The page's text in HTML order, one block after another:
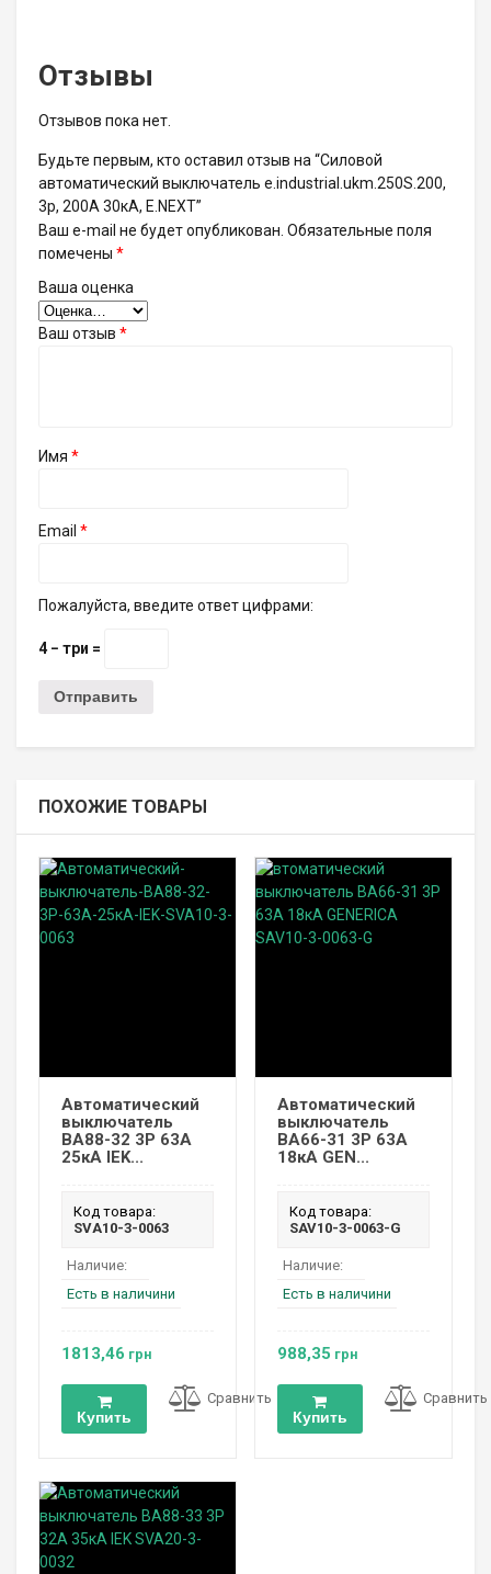
Отзывы
Отзывов пока нет.
Будьте первым, кто оставил отзыв на “Силовой
автоматический выключатель e.industrial.ukm.250S.200,
3р, 200А 30кА, E.NEXT”
Ваш e-mail не будет опубликован. Обязательные поля
помечены *
Ваша оценка
Ваш отзыв *
Имя *
Email *
Пожалуйста, введите ответ цифрами:
4 − три =
ПОХОЖИЕ ТОВАРЫ
Автоматический
выключатель
ВА88-32 3P 63А
25кА IEK...
Код товара:
SVA10-3-0063
Наличие:
Есть в наличини
1813,46 грн
Купить
Сравнить
Автоматический
выключатель
ВА66-31 3Р 63А
18кА GEN...
Код товара:
SAV10-3-0063-G
Наличие:
Есть в наличини
988,35 грн
Купить
Сравнить